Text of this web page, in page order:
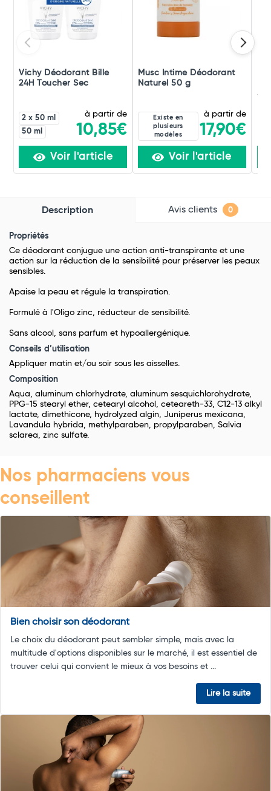
Vichy Déodorant Bille
24H Toucher Sec
2 x 50 ml
50 ml
à partir de
10,85€
Voir l'article
Musc Intime Déodorant
Naturel 50 g
Existe en
plusieurs
modèles
à partir de
17,90€
Voir l'article
50
Description Avis clients 0
Propriétés
Ce déodorant conjugue une action anti-transpirante et une
action sur la réduction de la sensibilité pour préserver les peaux
sensibles.
Apaise la peau et régule la transpiration.
Formulé à l'Oligo zinc, réducteur de sensibilité.
Sans alcool, sans parfum et hypoallergénique.
Conseils d’utilisation
Appliquer matin et/ou soir sous les aisselles.
Composition
Aqua, aluminum chlorhydrate, aluminum sesquichlorohydrate,
PPG-15 stearyl ether, cetearyl alcohol, ceteareth-33, C12-13 alkyl
lactate, dimethicone, hydrolyzed algin, Juniperus mexicana,
Lavandula hybrida, methylparaben, propylparaben, Salvia
sclarea, zinc sulfate.
Nos pharmaciens vous
conseillent
Bien choisir son déodorant
Le choix du déodorant peut sembler simple, mais avec la
multitude d'options disponibles sur le marché, il est essentiel de
trouver celui qui convient le mieux à vos besoins et ...
Lire la suite